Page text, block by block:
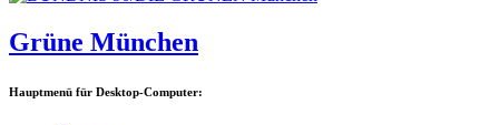
Grüne München
Hauptmenü für Desktop-Computer: